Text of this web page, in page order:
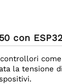
con
la tensione